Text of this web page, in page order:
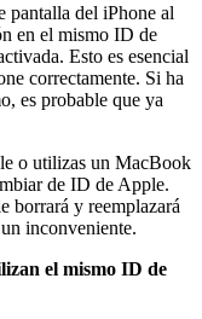
pantalla del iPhone al
en el mismo ID de
Esto es esencial
correctamente. Si ha
es probable que ya
o utilizas un MacBook
de ID de Apple.
borrará y reemplazará
inconveniente.
el mismo ID de